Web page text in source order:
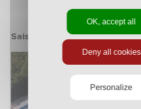
Choix de la saison :
Saison 2020/2021
OK, accept all
Deny all cookies
Personalize